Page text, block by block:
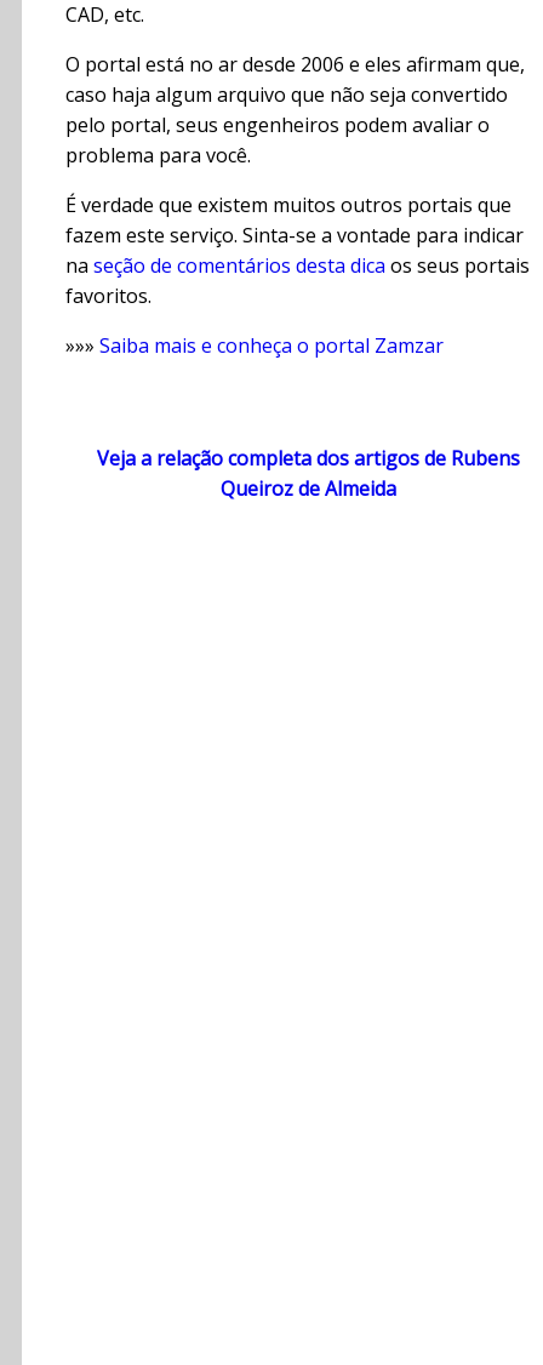
CAD, etc.
O portal está no ar desde 2006 e eles afirmam que,
caso haja algum arquivo que não seja convertido
pelo portal, seus engenheiros podem avaliar o
problema para você.
É verdade que existem muitos outros portais que
fazem este serviço. Sinta-se a vontade para indicar
na seção de comentários desta dica os seus portais
favoritos.
»»» Saiba mais e conheça o portal Zamzar
Veja a relação completa dos artigos de Rubens
Queiroz de Almeida